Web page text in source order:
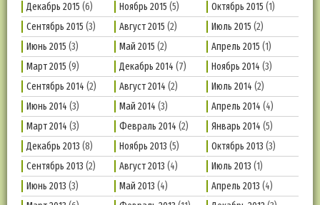
Декабрь 2015 (6) Ноябрь 2015 (5) Октябрь 2015 (1)
Сентябрь 2015 (3) Август 2015 (2) Июль 2015 (2)
Июнь 2015 (3) Май 2015 (2) Апрель 2015 (1)
Март 2015 (9) Декабрь 2014 (7) Ноябрь 2014 (3)
Сентябрь 2014 (2) Август 2014 (2) Июль 2014 (2)
Июнь 2014 (3) Май 2014 (3) Апрель 2014 (4)
Март 2014 (3) Февраль 2014 (2) Январь 2014 (5)
Декабрь 2013 (8) Ноябрь 2013 (5) Октябрь 2013 (3)
Сентябрь 2013 (2) Август 2013 (4) Июль 2013 (1)
Июнь 2013 (3) Май 2013 (4) Апрель 2013 (4)